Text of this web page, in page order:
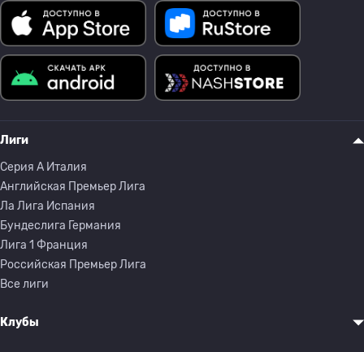
Лиги
Серия A Италия
Английская Премьер Лига
Ла Лига Испания
Бундеслига Германия
Лига 1 Франция
Российская Премьер Лига
Все лиги
Клубы